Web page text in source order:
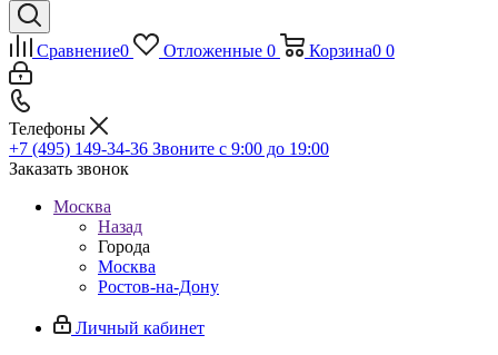
Сравнение0 Отложенные 0 Корзина0 0
Телефоны
+7 (495) 149-34-36 Звоните с 9:00 до 19:00
Заказать звонок
Москва
Назад
Города
Москва
Ростов-на-Дону
Личный кабинет